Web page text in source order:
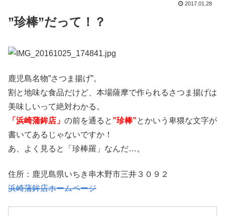
2017.01.28
”珍棒”だって！？
鹿児島名物”さつま揚げ”。
割と地味な食品だけど、本場薩摩で作られるさつま揚げは
美味しいって絶対わかる。
「浜崎蒲鉾店」 の前を通ると ”珍棒”とかいう卑猥な文字が
書いてあるじゃないですか！
あ、よく見ると「珍棒羅」なんだ…。
住所：鹿児島県いちき串木野市三井３０９２
浜崎蒲鉾店ホームページ